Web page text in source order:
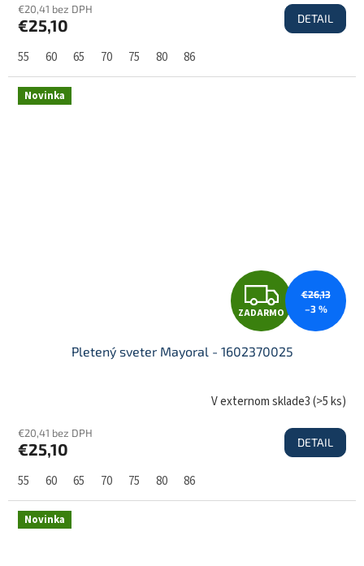
A
R
€20,41 bez DPH
€25,10 DETAIL
55 60 65 70 75 80 86
Novinka
Z
A
D
A
R
ZADARMO
€26,13
–3 %
Pletený sveter Mayoral - 1602370025
V externom sklade3(>5 ks)
€20,41 bez DPH
€25,10 DETAIL
55 60 65 70 75 80 86
Novinka